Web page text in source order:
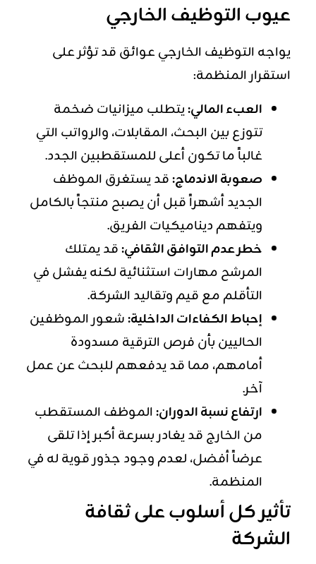
عيوب التوظيف الخارجي
يواجه التوظيف الخارجي عوائق قد تؤثر على
استقرار المنظمة:
العبء المالي:يتطلب ميزانيات ضخمة
تتوزع بين البحث، المقابلات، والرواتب التي
غالباً ما تكون أعلى للمستقطبين الجدد.
صعوبة الاندماج:قد يستغرق الموظف
الجديد أشهراً قبل أن يصبح منتجاً بالكامل
ويتفهم ديناميكيات الفريق.
خطر عدم التوافق الثقافي:قد يمتلك
المرشح مهارات استثنائية لكنه يفشل في
التأقلم مع قيم وتقاليد الشركة.
إحباط الكفاءات الداخلية:شعور الموظفين
الحاليين بأن فرص الترقية مسدودة
أمامهم، مما قد يدفعهم للبحث عن عمل
آخر.
ارتفاع نسبة الدوران:الموظف المستقطب
من الخارج قد يغادر بسرعة أكبر إذا تلقى
عرضاً أفضل، لعدم وجود جذور قوية له في
المنظمة.
تأثير كل أسلوب على ثقافة
الشركة